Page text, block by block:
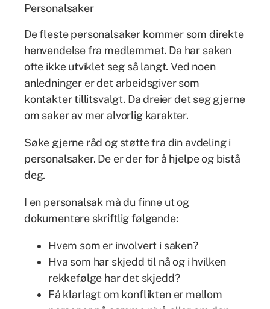
Personalsaker
De ﬂeste personalsaker kommer som direkte
henvendelse fra medlemmet. Da har saken
ofte ikke utviklet seg så langt. Ved noen
anledninger er det arbeidsgiver som
kontakter tillitsvalgt. Da dreier det seg gjerne
om saker av mer alvorlig karakter.
Søke gjerne råd og støtte fra din avdeling i
personalsaker. De er der for å hjelpe og bistå
deg.
I en personalsak må du finne ut og
dokumentere skriftlig følgende:
Hvem som er involvert i saken?
Hva som har skjedd til nå og i hvilken
rekkefølge har det skjedd?
Få klarlagt om konﬂikten er mellom